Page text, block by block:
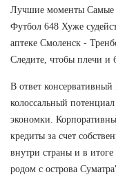
Лучшие моменты Самые
Футбол 648 Хуже
аптеке Смоленск -
Следите, чтобы плечи и
В ответ
колоссальный
экономки.
кредиты за счет
внутри страны и в
родом с острова